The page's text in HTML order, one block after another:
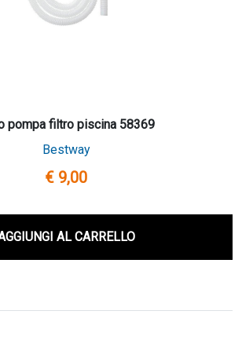
pompa filtro piscina 58369
Bestway
€ 9,00
AL CARRELLO